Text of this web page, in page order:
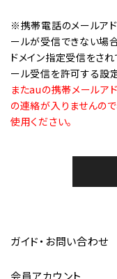
※携帯電話のメールア
ールが受信できない場
ドメイン指定受信をさ
ール受信を許可する設定
またauの携帯メールア
の連絡が入りませんの
使用ください。
ガイド・お問い合わせ
会員アカウント